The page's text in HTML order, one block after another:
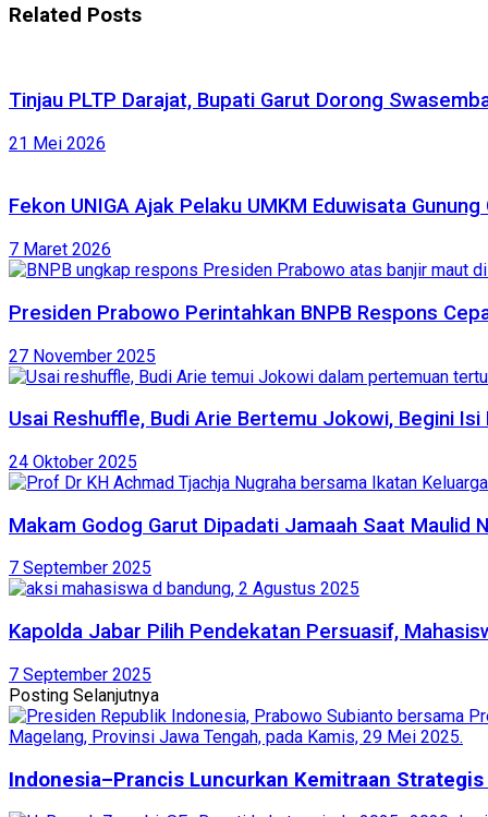
Related Posts
Tinjau PLTP Darajat, Bupati Garut Dorong
21 Mei 2026
Fekon UNIGA Ajak Pelaku UMKM Eduwisata
7 Maret 2026
Presiden Prabowo Perintahkan BNPB Respons
27 November 2025
Usai Reshuffle, Budi Arie Bertemu Jokowi, Begini
24 Oktober 2025
Makam Godog Garut Dipadati Jamaah Saat Maulid
7 September 2025
Kapolda Jabar Pilih Pendekatan Persuasif,
7 September 2025
Posting Selanjutnya
Indonesia–Prancis Luncurkan Kemitraan